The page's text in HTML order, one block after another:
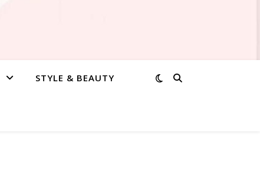
STYLE & BEAUTY